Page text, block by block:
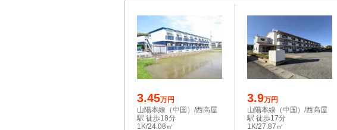
3.45万円
山陽本線（中国）/西高屋
駅 徒歩18分
1K/24.08㎡
3.9万円
山陽本線（中国）/西高屋
駅 徒歩17分
1K/27.87㎡